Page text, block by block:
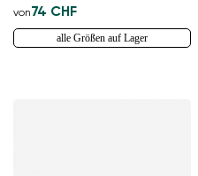
von74 CHF
alle Größen auf Lager